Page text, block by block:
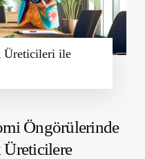
Üreticileri ile
Öngörülerinde
Üreticilere